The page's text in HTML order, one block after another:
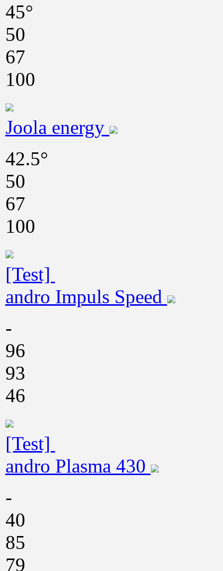
45°
50
67
100
Joola energy
42.5°
50
67
100
[Test]
andro Impuls Speed
-
96
93
46
[Test]
andro Plasma 430
-
40
85
79